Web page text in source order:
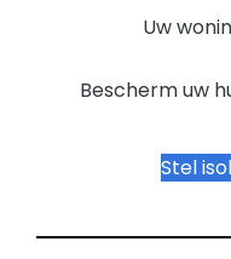
Uw
Bescherm uw
Stel